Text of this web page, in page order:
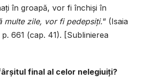
în groapă, vor fi închiși în
multe zile, vor fi pedepsiți.” (Isaia
661 (cap. 41). [Sublinierea
final al celor nelegiuiți?